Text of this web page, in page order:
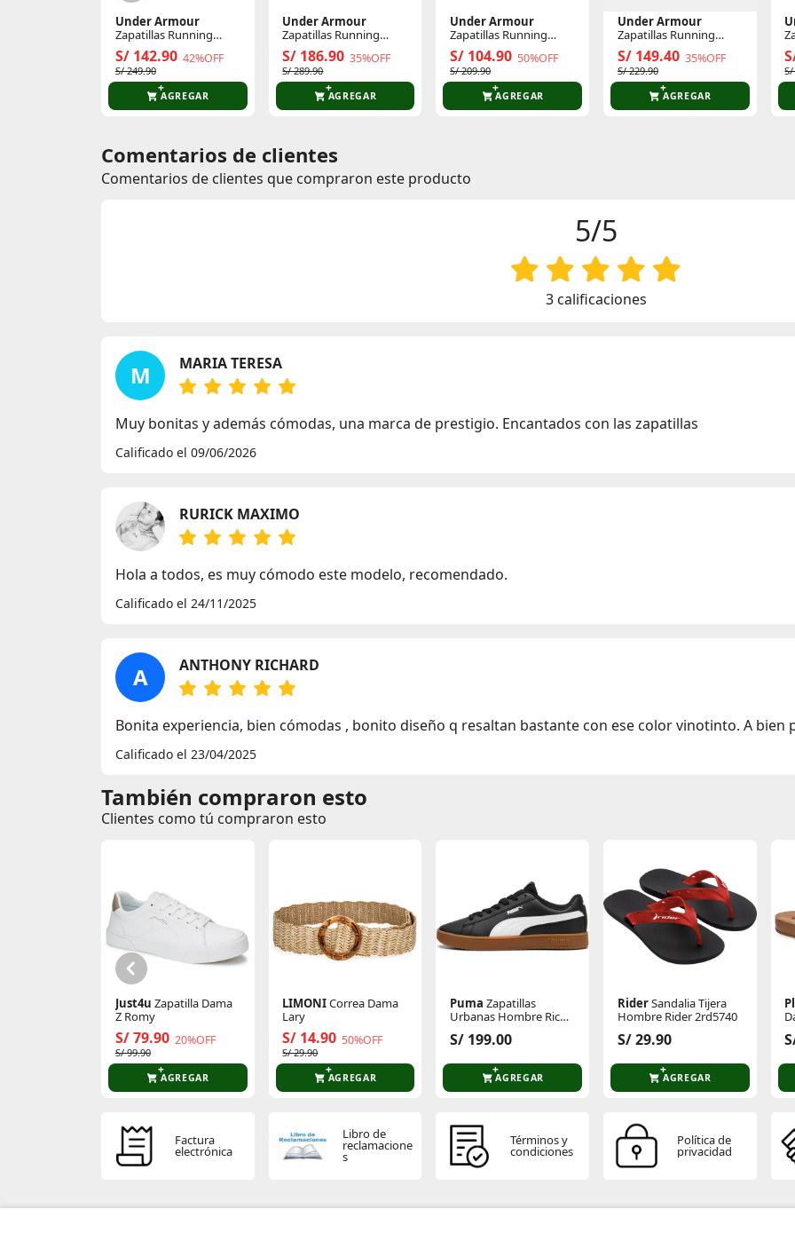
Under Armour
Zapatillas Running
Hombre Charged
Assert 10
S/ 142.90 42%OFF
S/ 249.90
AGREGAR
Under Armour
Zapatillas Running
Hombre Charged
Assert 10
S/ 186.90 35%OFF
S/ 289.90
AGREGAR
Under Armour
Zapatillas Running
Hombre Charged
Surge 4
S/ 104.90 50%OFF
S/ 209.90
AGREGAR
Under Armour
Zapatillas Running
Hombre Charged
Pursuit 3 Bl
S/ 149.40 35%OFF
S/ 229.90
AGREGAR
Comentarios de clientes
Comentarios de clientes que compraron este producto
5/5
3 calificaciones
M MARIA TERESA
Muy bonitas y además cómodas, una marca de prestigio. Encantados con las zapatillas
Calificado el 09/06/2026
RURICK MAXIMO
Hola a todos, es muy cómodo este modelo, recomendado.
Calificado el 24/11/2025
A ANTHONY RICHARD
Bonita experiencia, bien cómodas , bonito diseño q resaltan bastante con ese color vinotinto. A bien
Calificado el 23/04/2025
También compraron esto
Clientes como tú compraron esto
Just4u Zapatilla Dama
Z Romy
S/ 79.90 20%OFF
S/ 99.90
AGREGAR
LIMONICorrea Dama
Lary
S/ 14.90 50%OFF
S/ 29.90
AGREGAR
Puma Zapatillas
Urbanas Hombre Rickie
S/ 199.00
AGREGAR
RiderSandalia Tijera
Hombre Rider 2rd5740
S/ 29.90
AGREGAR
Factura
electrónica
Libro de
reclamacione
s
Términos y
condiciones
Política de
privacidad